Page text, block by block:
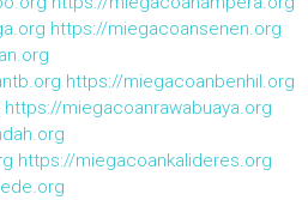
https://miegacoansenen.org
https://miegacoanbenhil.org
https://miegacoanrawabuaya.org
https://miegacoankalideres.org